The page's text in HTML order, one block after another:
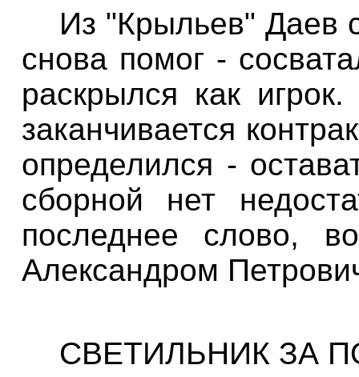
Из "Крыльев" Даев
снова помог -
раскрылся как
заканчивается
определился -
сборной нет
последнее слово,
Александром
СВЕТИЛЬНИК ЗА